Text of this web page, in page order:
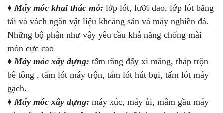
♦ Máy móc khai thác mỏ: lớp lót, lưỡi dao, lớp lót băng
tải và vách ngăn vật liệu khoáng sản và máy nghiền đá.
Những bộ phận như vậy yêu cầu khả năng chống mài
mòn cực cao
♦ Máy móc xây dựng: tấm răng đẩy xi măng, tháp trộn
bê tông , tấm lót máy trộn, tấm lót hút bụi, tấm lót máy
gạch.
♦ Máy móc xây dựng: máy xúc, máy ủi, mâm gầu máy